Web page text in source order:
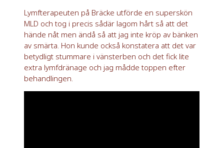
Lymfterapeuten på Bräcke utförde en superskön
MLD och tog i precis sådär lagom hårt så att det
hände nåt men ändå så att jag inte kröp av bänken
av smärta. Hon kunde också konstatera att det var
betydligt stummare i vänsterben och det fick lite
extra lymfdränage och jag mådde toppen efter
behandlingen.